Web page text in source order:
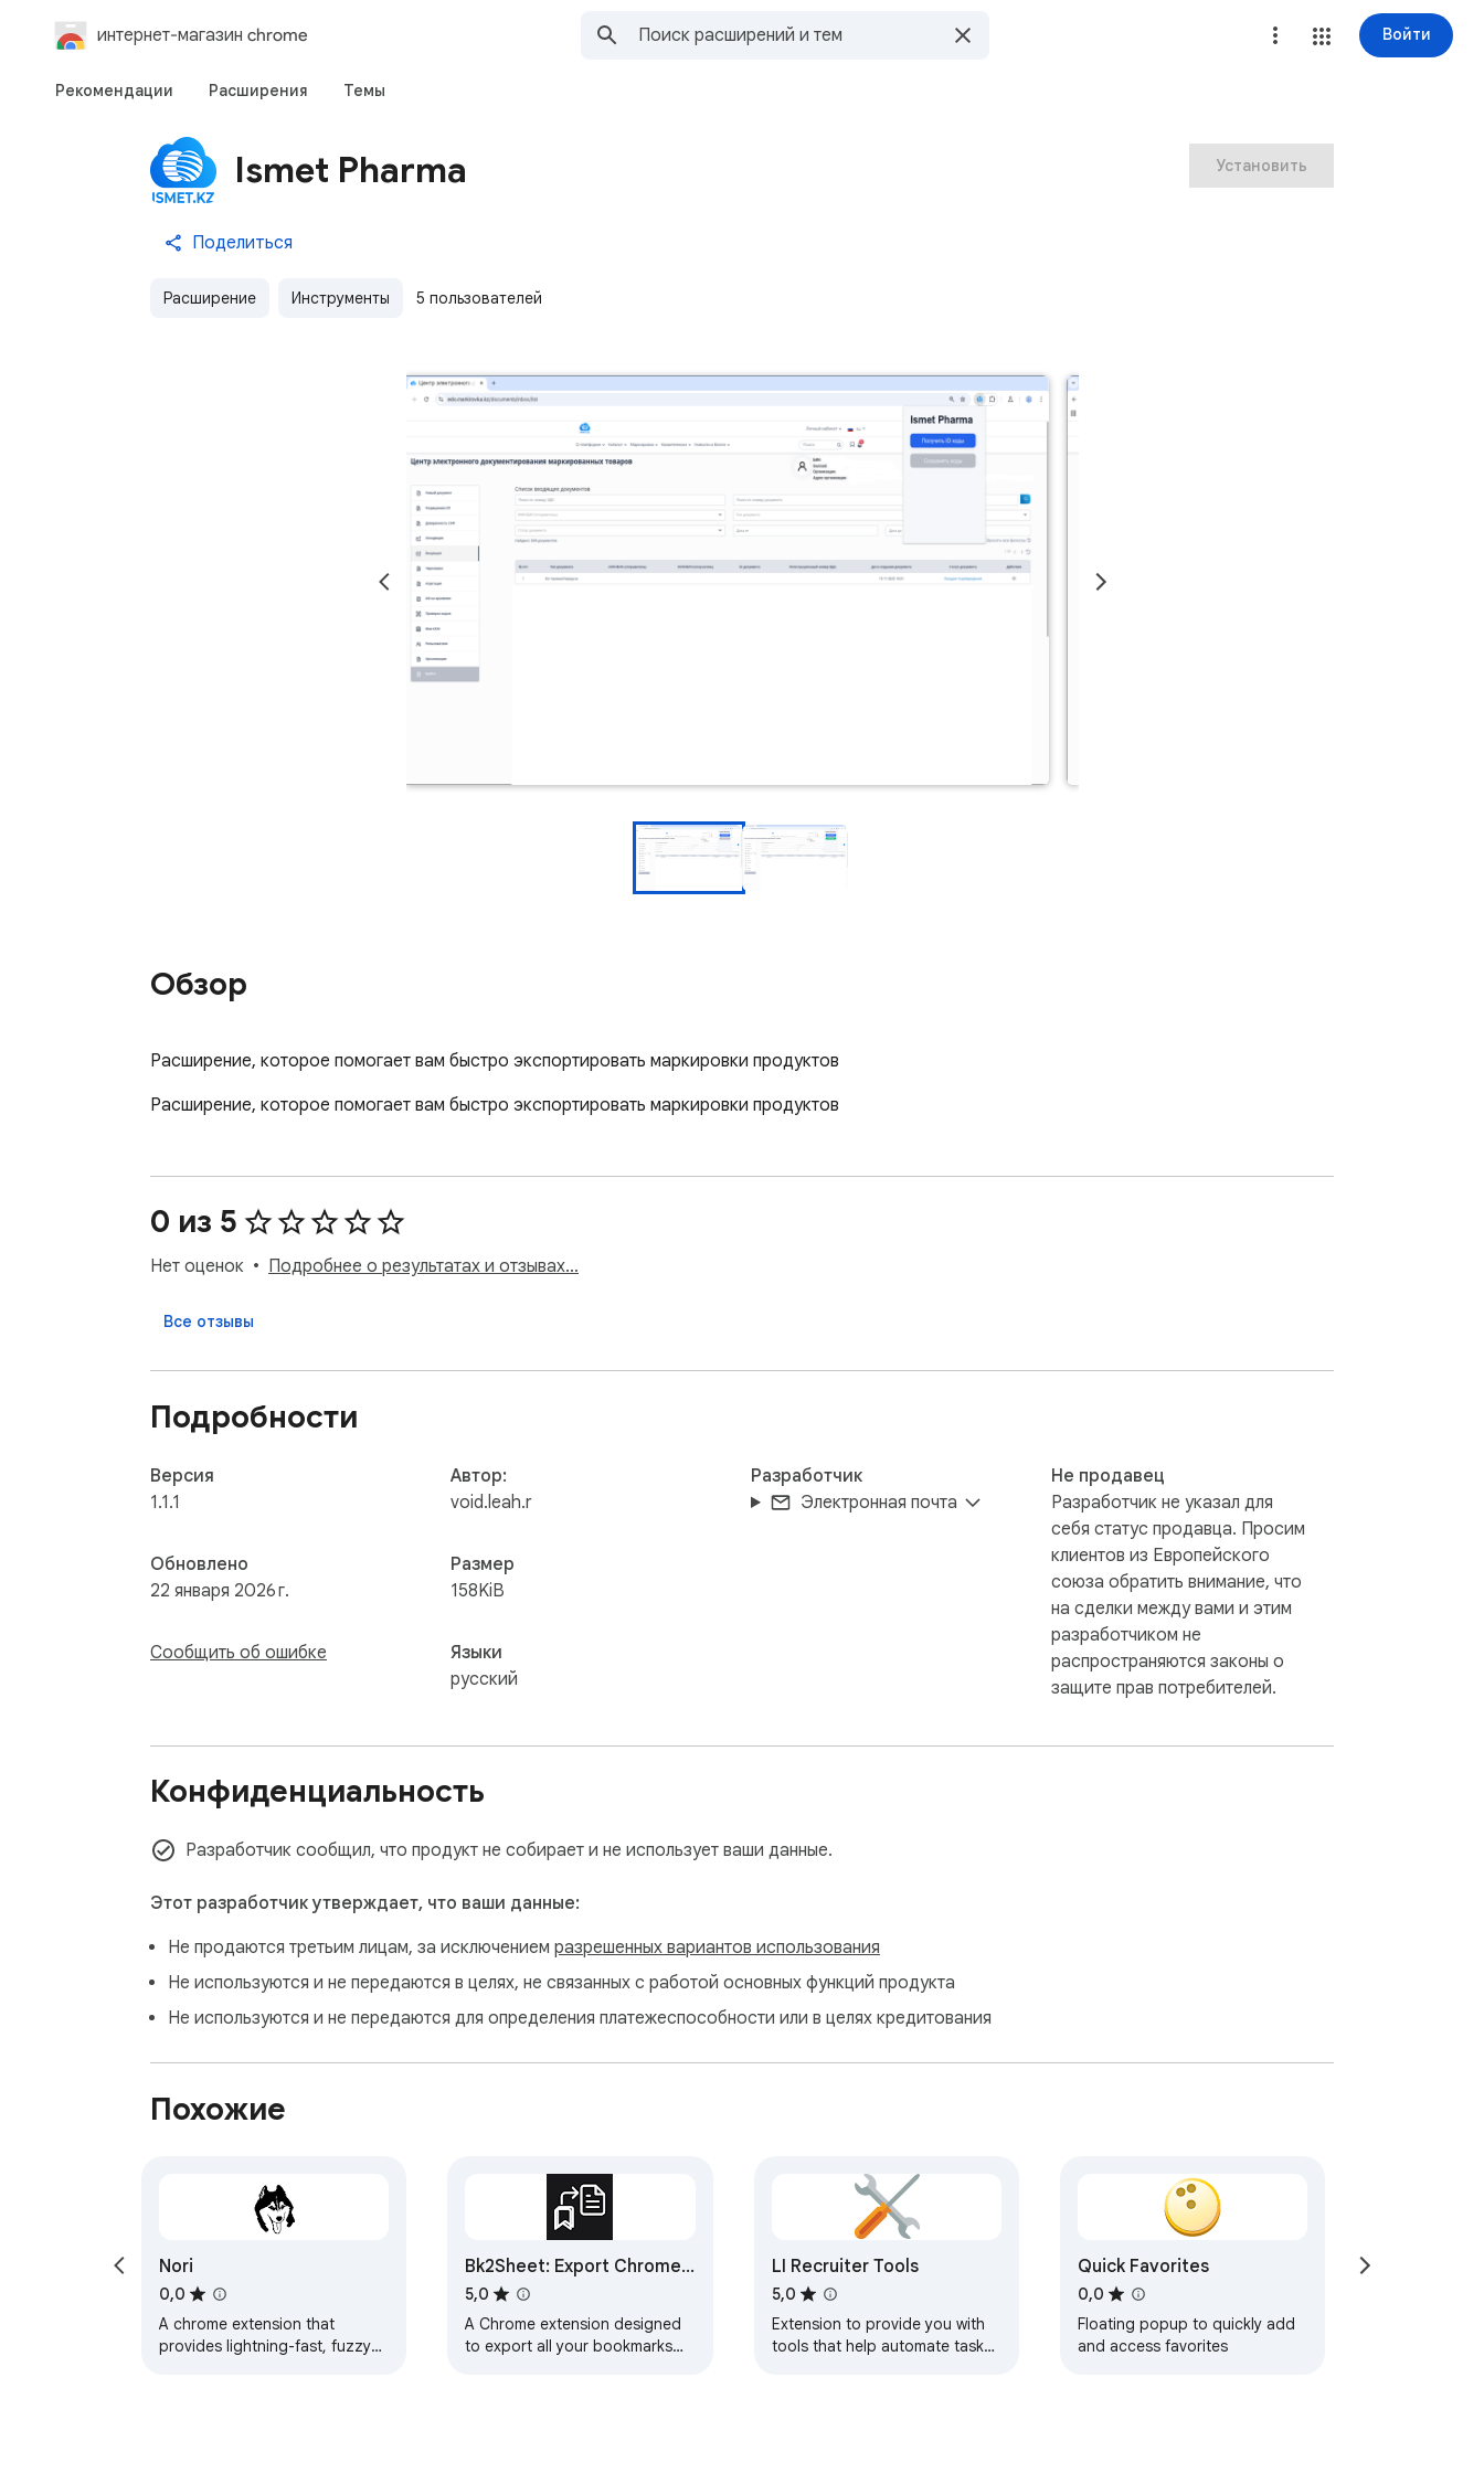
интернет-магазин chrome Войти
Рекомендации Расширения Темы
Ismet Pharma
Поделиться
Расширение Инструменты 5 пользователей
Установить
Обзор
Расширение, которое помогает вам быстро экспортировать маркировки продуктов
Расширение, которое помогает вам быстро экспортировать маркировки продуктов
0 из 5
Нет оценок Подробнее о результатах и отзывах…
Все отзывы
Подробности
Версия
1.1.1
Обновлено
22 января 2026 г.
Сообщить об ошибке
Автор:
void.leah.r
Размер
158KiB
Языки
русский
Разработчик
Электронная почта
Не продавец
Разработчик не указал для
себя статус продавца. Просим
клиентов из Европейского
союза обратить внимание, что
на сделки между вами и этим
разработчиком не
распространяются законы о
защите прав потребителей.
Конфиденциальность
Разработчик сообщил, что продукт не собирает и не использует ваши данные.
Этот разработчик утверждает, что ваши данные:
Не продаются третьим лицам, за исключением разрешенных вариантов использования
Не используются и не передаются в целях, не связанных с работой основных функций продукта
Не используются и не передаются для определения платежеспособности или в целях кредитования
Похожие
Nori
0,0
A chrome extension that
provides lightning-fast, fuzzy
Bk2Sheet: Export Chrome
Bookmarks to Google
Sheets
5,0
A Chrome extension designed
to export all your bookmarks
LI Recruiter Tools
5,0
Extension to provide you with
tools that help automate tasks
Quick Favorites
0,0
Floating popup to quickly add
and access favorites